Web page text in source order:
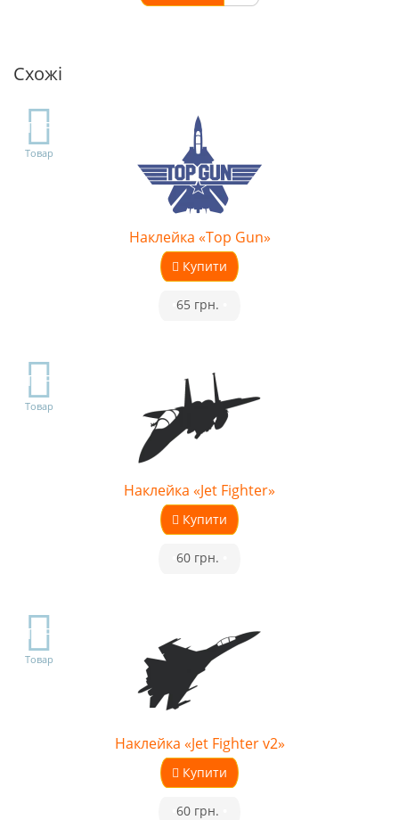
Схожі
TOP
Товар
Наклейка «Top Gun»
Купити
65 грн.
TOP
Товар
Наклейка «Jet Fighter»
Купити
60 грн.
TOP
Товар
Наклейка «Jet Fighter v2»
Купити
60 грн.